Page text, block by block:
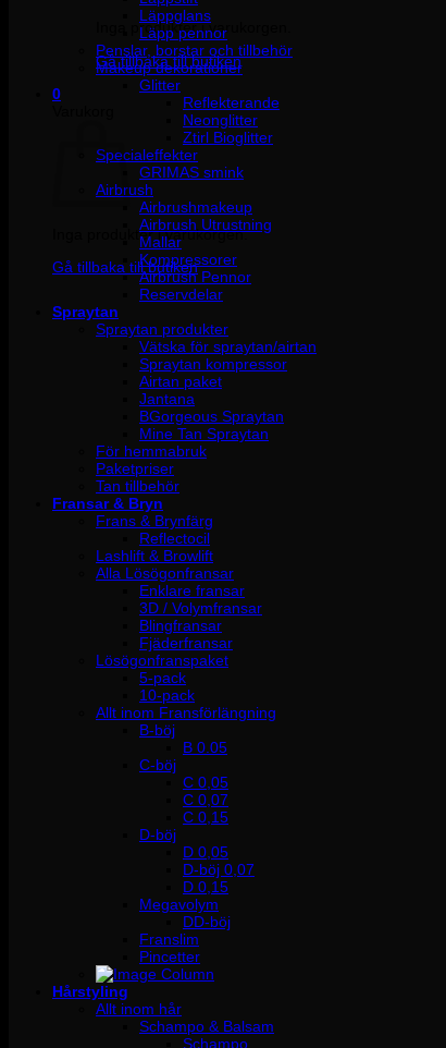
Inga produkter i varukorgen.
Gå tillbaka till butiken
0
Inga produkter i varukorgen.
Gå tillbaka till butiken
Läppglans
Läpp pennor
Penslar, borstar och tillbehör
Makeup dekorationer
Glitter
Reflekterande
Neonglitter
Ztirl Bioglitter
Specialeffekter
GRIMAS smink
Airbrush
Airbrushmakeup
Airbrush Utrustning
Mallar
Kompressorer
Airbrush Pennor
Reservdelar
Spraytan
Spraytan produkter
Vätska för spraytan/airtan
Spraytan kompressor
Airtan paket
Jantana
BGorgeous Spraytan
Mine Tan Spraytan
För hemmabruk
Paketpriser
Tan tillbehör
Fransar & Bryn
Frans & Brynfärg
Reflectocil
Lashlift & Browlift
Alla Lösögonfransar
Enklare fransar
3D / Volymfransar
Blingfransar
Fjäderfransar
Lösögonfranspaket
5-pack
10-pack
Allt inom Fransförlängning
B-böj
B 0.05
C-böj
C 0,05
C 0,07
C 0,15
D-böj
D 0,05
D-böj 0,07
D 0,15
Megavolym
DD-böj
Franslim
Pincetter
Hårstyling
Allt inom hår
Schampo & Balsam
Schampo